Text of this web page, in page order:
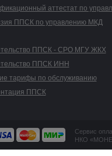
аттестат по
ППСК по управлению МКД
ППСК - СРО МГУ ЖКХ
ППСК ИНН
тарифы по обслуживанию
ППСК
Сервис
НКО